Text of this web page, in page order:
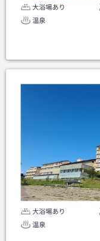
大浴場あり
温泉
大浴場あり
温泉